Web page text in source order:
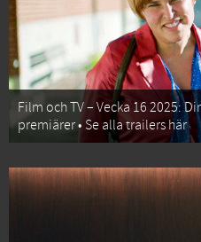
Film och TV – Vecka 16 2025:
premiärer • Se alla trailers här